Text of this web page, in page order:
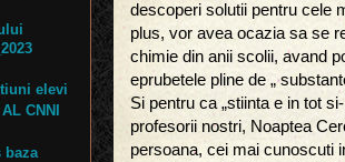
descoperi solutii pentru cele
plus, vor avea ocazia sa se
chimie din anii scolii, avand
eprubetele pline de „
Si pentru ca „stiinta e in tot
profesorii nostri, Noaptea
persoana, cei mai cunoscuti
elevi
CNNI
baza